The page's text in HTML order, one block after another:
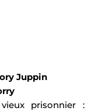
Juppin
prisonnier :